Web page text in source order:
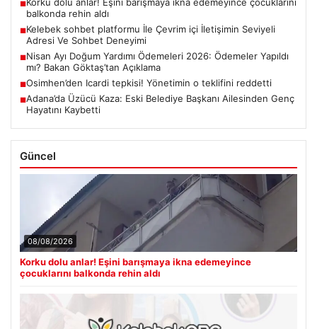
■
balkonda rehin aldı
■Kelebek sohbet platformu İle Çevrim içi İletişimin Seviyeli
Adresi Ve Sohbet Deneyimi
■Nisan Ayı Doğum Yardımı Ödemeleri 2026: Ödemeler Yapıldı
mı? Bakan Göktaş’tan Açıklama
■Osimhen’den Icardi tepkisi! Yönetimin o teklifini reddetti
■Adana’da Üzücü Kaza: Eski Belediye Başkanı Ailesinden Genç
Hayatını Kaybetti
Güncel
08/08/2026
Korku dolu anlar! Eşini barışmaya ikna edemeyince
çocuklarını balkonda rehin aldı